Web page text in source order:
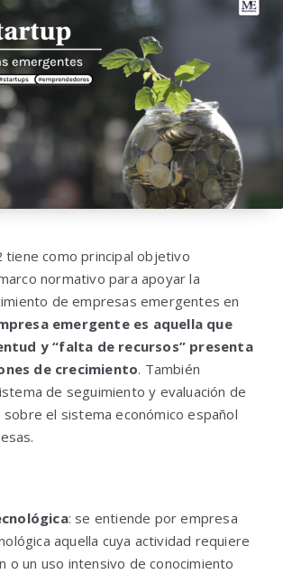
tiene como principal objetivo
normativo para apoyar la
de empresas emergentes en
emergente es aquella que
y “falta de recursos” presenta
de crecimiento. También
de seguimiento y evaluación de
el sistema económico español
: se entiende por empresa
aquella cuya actividad requiere
o un uso intensivo de conocimiento